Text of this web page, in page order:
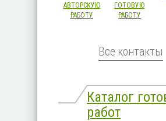
АВТОРСКУЮ
РАБОТУ
ГОТОВУЮ
РАБОТУ
Все контакты
Каталог
работ